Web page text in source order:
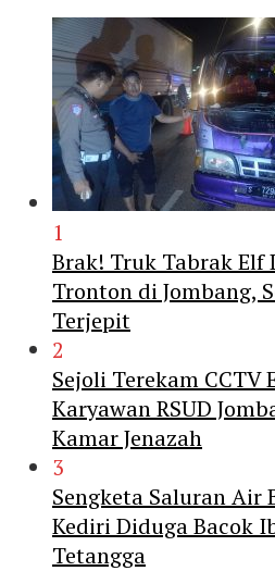
1
Brak! Truk Tabrak Elf
Tronton di Jombang,
Terjepit
2
Sejoli Terekam CCTV
Karyawan RSUD
Kamar Jenazah
3
Sengketa Saluran Air
Kediri Diduga Bacok
Tetangga